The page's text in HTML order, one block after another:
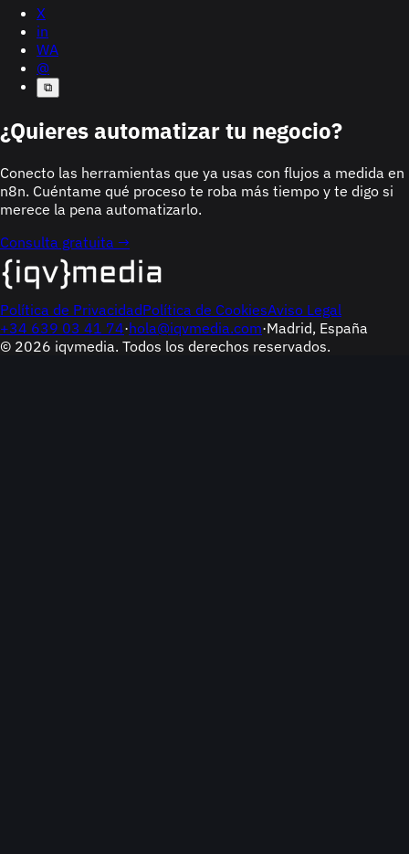
X
in
WA
@
⧉
¿Quieres automatizar tu negocio?
Conecto las herramientas que ya usas con flujos a medida en
n8n. Cuéntame qué proceso te roba más tiempo y te digo si
merece la pena automatizarlo.
Consulta gratuita →
Política de PrivacidadPolítica de CookiesAviso Legal
+34 639 03 41 74·hola@iqvmedia.com·Madrid, España
© 2026 iqvmedia. Todos los derechos reservados.